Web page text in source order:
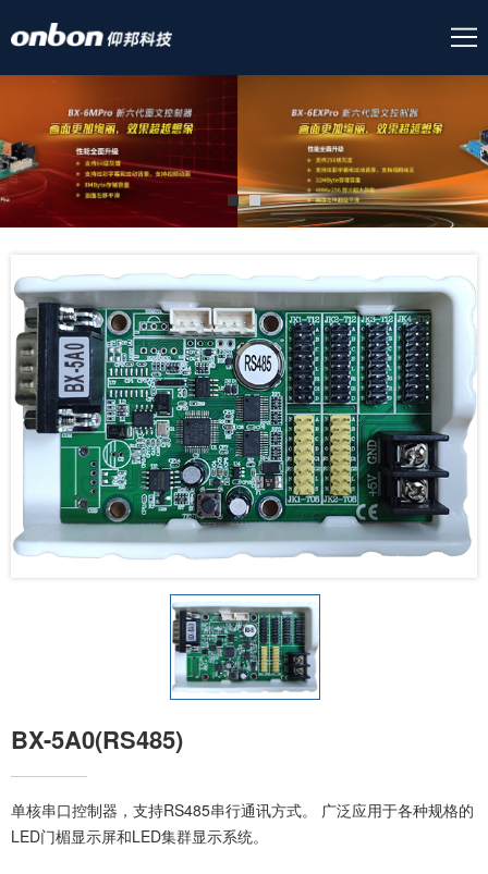
BX-5A0(RS485)
单核串口控制器，支持RS485串行通讯方式。 广泛应用于各种规格的
LED门楣显示屏和LED集群显示系统。